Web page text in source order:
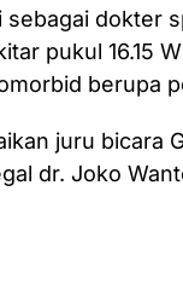
dokter
pukul 16.15
berupa
juru bicara
dr. Joko